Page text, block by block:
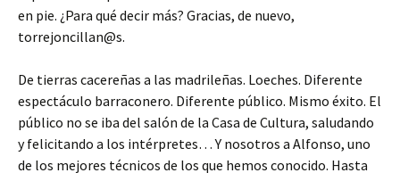
en pie. ¿Para qué decir más? Gracias, de nuevo,
torrejoncillan@s.
De tierras cacereñas a las madrileñas. Loeches. Diferente
espectáculo barraconero. Diferente público. Mismo éxito. El
público no se iba del salón de la Casa de Cultura, saludando
y felicitando a los intérpretes… Y nosotros a Alfonso, uno
de los mejores técnicos de los que hemos conocido. Hasta